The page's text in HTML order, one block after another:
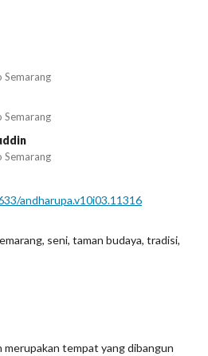
Semarang
Semarang
Semarang
andharupa.v10i03.11316
seni, taman budaya, tradisi,
merupakan tempat yang dibangun